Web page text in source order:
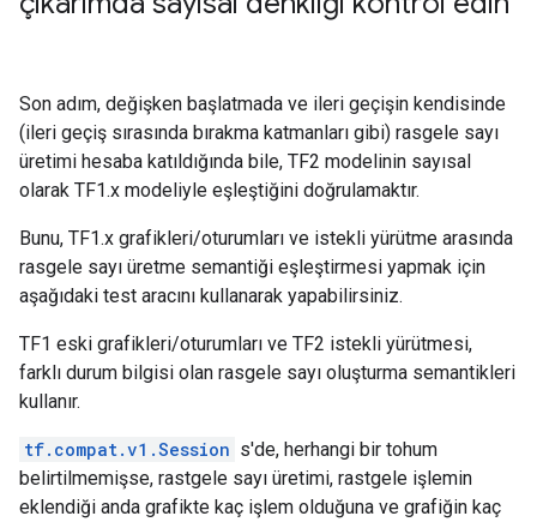
Son adım, değişken başlatmada ve ileri geçişin kendisinde
(ileri geçiş sırasında bırakma katmanları gibi) rasgele sayı
üretimi hesaba katıldığında bile, TF2 modelinin sayısal
olarak TF1.x modeliyle eşleştiğini doğrulamaktır.
Bunu, TF1.x grafikleri/oturumları ve istekli yürütme arasında
rasgele sayı üretme semantiği eşleştirmesi yapmak için
aşağıdaki test aracını kullanarak yapabilirsiniz.
TF1 eski grafikleri/oturumları ve TF2 istekli yürütmesi,
farklı durum bilgisi olan rasgele sayı oluşturma semantikleri
kullanır.
tf.compat.v1.Session s'de, herhangi bir tohum
belirtilmemişse, rastgele sayı üretimi, rastgele işlemin
eklendiği anda grafikte kaç işlem olduğuna ve grafiğin kaç